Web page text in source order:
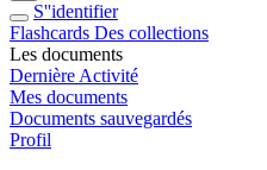
S''identifier
Flashcards Des collections
Les documents
Dernière Activité
Mes documents
Documents sauvegardés
Profil